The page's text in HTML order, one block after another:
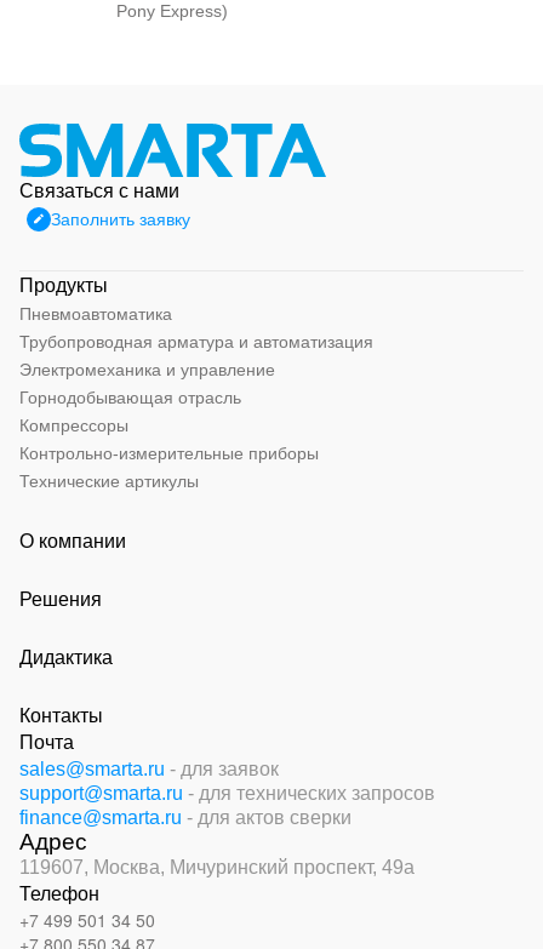
Pony Express)
Связаться с нами
Заполнить заявку
Продукты
Пневмоавтоматика
Трубопроводная арматура и автоматизация
Электромеханика и управление
Горнодобывающая отрасль
Компрессоры
Контрольно-измерительные приборы
Технические артикулы
О компании
Решения
Дидактика
Контакты
Почта
sales@smarta.ru - для заявок
support@smarta.ru - для технических запросов
finance@smarta.ru - для актов сверки
Адрес
119607, Москва, Мичуринский проспект, 49а
Телефон
+7 499 501 34 50
+7 800 550 34 87